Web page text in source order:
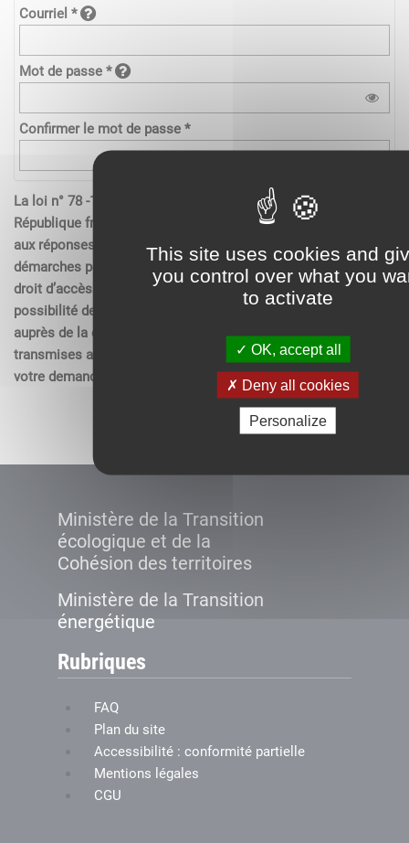
This site uses cookies and
you control over what you
to activate
OK, accept all
Deny all cookies
Personalize
Courriel *
Mot de passe *
Confirmer le mot de passe *
La loi n° 78 -17 du 6 janvier 1978 relative à l’informatique de la
République française, aux fichiers et aux libertés s’applique
aux réponses contenues dans les demandes effectués sur les
démarches pour les personnes physiques. Elle garantit un
droit d’accès aux données nominatives les concernant et la
possibilité de rectification. Ces droits peuvent être exercés
auprès de la collectivité. Les données recueillies seront
transmises aux services compétents pour l’instruction de
votre demande.
Créer le compte
Ministère de la Transition
écologique et de la
Cohésion des territoires
Ministère de la Transition
énergétique
Rubriques
FAQ
Plan du site
Accessibilité : conformité partielle
Mentions légales
CGU